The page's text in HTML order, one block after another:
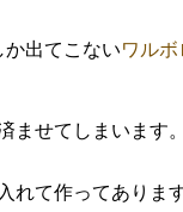
出てこないワルボ
せてしまいます
て作ってありま